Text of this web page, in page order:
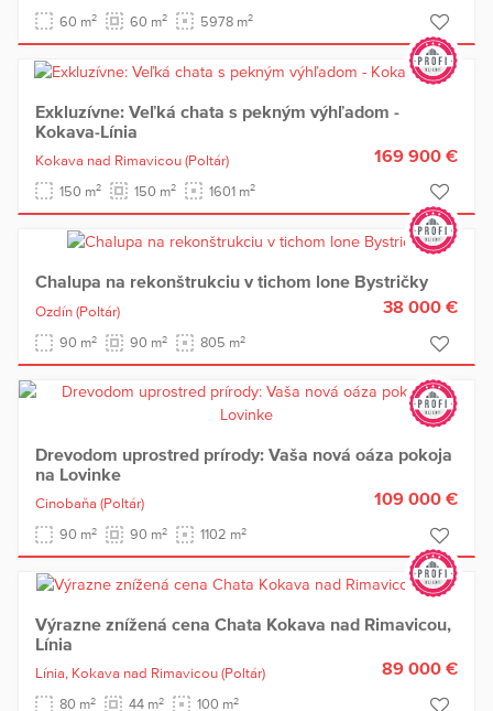
60 m2 60 m2 5978 m2
Exkluzívne: Veľká chata s pekným výhľadom -
Kokava-Línia
Kokava nad Rimavicou (Poltár)
150 m2 150 m2 1601 m2
169 900 €
Chalupa na rekonštrukciu v tichom lone Bystričky
Ozdín (Poltár)
90 m2 90 m2 805 m2
38 000 €
Drevodom uprostred prírody: Vaša nová oáza pokoja
na Lovinke
Cinobaňa (Poltár)
90 m2 90 m2 1102 m2
109 000 €
Výrazne znížená cena Chata Kokava nad Rimavicou,
Línia
Línia, Kokava nad Rimavicou (Poltár)
80 m2 44 m2 100 m2
89 000 €